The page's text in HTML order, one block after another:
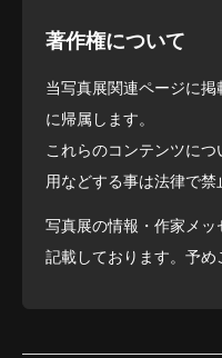
著作権について
当写真展関連ページに
に帰属します。
これらのコンテンツに
用などする事は法律で禁
写真展の情報・作家メ
記載しております。予め